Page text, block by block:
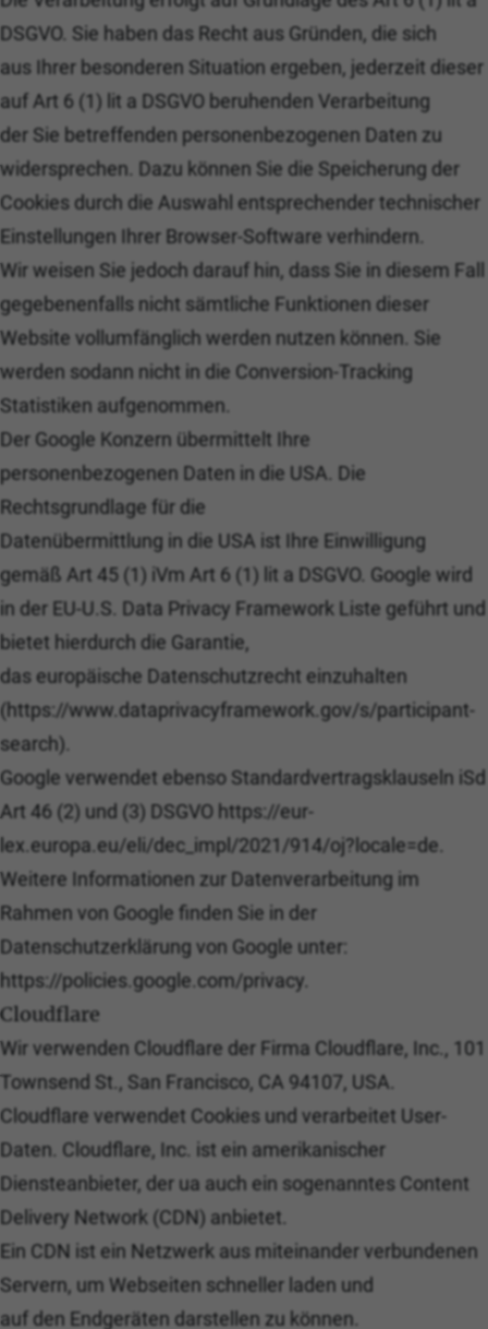
DSGVO. Sie haben das Recht aus Gründen, die sich
aus Ihrer besonderen Situation ergeben, jederzeit dieser
auf Art 6 (1) lit a DSGVO beruhenden Verarbeitung
der Sie betreffenden personenbezogenen Daten zu
widersprechen. Dazu können Sie die Speicherung der
Cookies durch die Auswahl entsprechender technischer
Einstellungen Ihrer Browser-Software verhindern.
Wir weisen Sie jedoch darauf hin, dass Sie in diesem Fall
gegebenenfalls nicht sämtliche Funktionen dieser
Website vollumfänglich werden nutzen können. Sie
werden sodann nicht in die Conversion-Tracking
Statistiken aufgenommen.
Der Google Konzern übermittelt Ihre
personenbezogenen Daten in die USA. Die
Rechtsgrundlage für die
Datenübermittlung in die USA ist Ihre Einwilligung
gemäß Art 45 (1) iVm Art 6 (1) lit a DSGVO. Google wird
in der EU-U.S. Data Privacy Framework Liste geführt und
bietet hierdurch die Garantie,
das europäische Datenschutzrecht einzuhalten
(https://www.dataprivacyframework.gov/s/participant-
search).
Google verwendet ebenso Standardvertragsklauseln iSd
Art 46 (2) und (3) DSGVO https://eur-
lex.europa.eu/eli/dec_impl/2021/914/oj?locale=de.
Weitere Informationen zur Datenverarbeitung im
Rahmen von Google finden Sie in der
Datenschutzerklärung von Google unter:
https://policies.google.com/privacy.
Cloudflare
Wir verwenden Cloudflare der Firma Cloudflare, Inc., 101
Townsend St., San Francisco, CA 94107, USA.
Cloudflare verwendet Cookies und verarbeitet User-
Daten. Cloudflare, Inc. ist ein amerikanischer
Diensteanbieter, der ua auch ein sogenanntes Content
Delivery Network (CDN) anbietet.
Ein CDN ist ein Netzwerk aus miteinander verbundenen
Servern, um Webseiten schneller laden und
auf den Endgeräten darstellen zu können.